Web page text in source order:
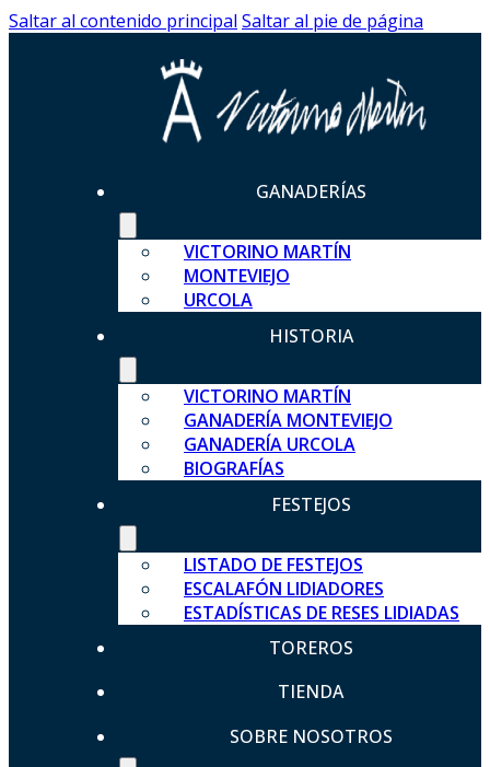
Saltar al contenido principal Saltar al pie de página
GANADERÍAS
VICTORINO MARTÍN
MONTEVIEJO
URCOLA
HISTORIA
VICTORINO MARTÍN
GANADERÍA MONTEVIEJO
GANADERÍA URCOLA
BIOGRAFÍAS
FESTEJOS
LISTADO DE FESTEJOS
ESCALAFÓN LIDIADORES
ESTADÍSTICAS DE RESES LIDIADAS
TOREROS
TIENDA
SOBRE NOSOTROS